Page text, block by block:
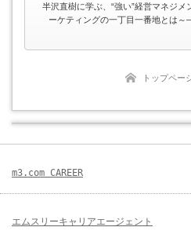
半沢直樹に学ぶ、“強い”経営マネジ
ーケティングの一丁目一番地とは
トップペー
m3.com CAREER
エムスリーキャリアエージェント